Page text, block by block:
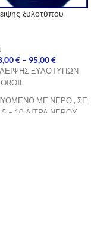
ξυλοτύπου
€ – 95,00€
ΞΥΛΟΤΥΠΩΝ
ΜΕ ΝΕΡΟ , ΣΕ
– 10 ΛΙΤΡΑ ΝΕΡΟΥ
ΕΝΑ ΛΙΤΡΟ DIDOROIL.
ΤΟ ΑΨΟΓΟ
, ΠΑΡΕΧΕΙ ΚΑΙ
ΣΥΝΤΗΡΗΣΗ ΣΕ
ΞΥΛΙΝΟ ΚΑΛΟΥΠΙ.